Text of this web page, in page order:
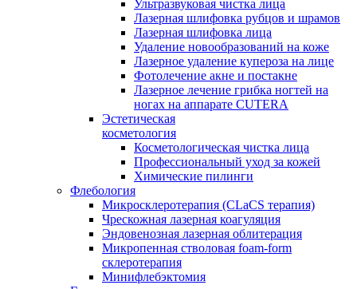
Ультразвуковая чистка лица
Лазерная шлифовка рубцов и шрамов
Лазерная шлифовка лица
Удаление новообразований на коже
Лазерное удаление купероза на лице
Фотолечение акне и постакне
Лазерное лечение грибка ногтей на
ногах на аппарате CUTERA
Эстетическая
косметология
Косметологическая чистка лица
Профессиональный уход за кожей
Химические пилинги
Флебология
Микросклеротерапия (CLaCS терапия)
Чрескожная лазерная коагуляция
Эндовенозная лазерная облитерация
Микропенная стволовая foam-form
склеротерапия
Минифлебэктомия